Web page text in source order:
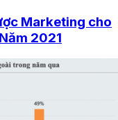
Marketing cho
2021